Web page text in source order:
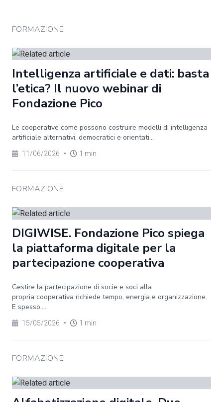
FORMAZIONE
Intelligenza artificiale e dati: basta
l’etica? Il nuovo webinar di
Fondazione Pico
Le cooperative come possono costruire modelli di intelligenza
artificiale alternativi, democratici e orientati...
11/06/2026 • 1 min
FORMAZIONE
DIGIWISE. Fondazione Pico spiega
la piattaforma digitale per la
partecipazione cooperativa
Gestire la partecipazione di socie e soci alla
propria cooperativa richiede tempo, energia e organizzazione.
E spesso,...
15/05/2026 • 1 min
FORMAZIONE